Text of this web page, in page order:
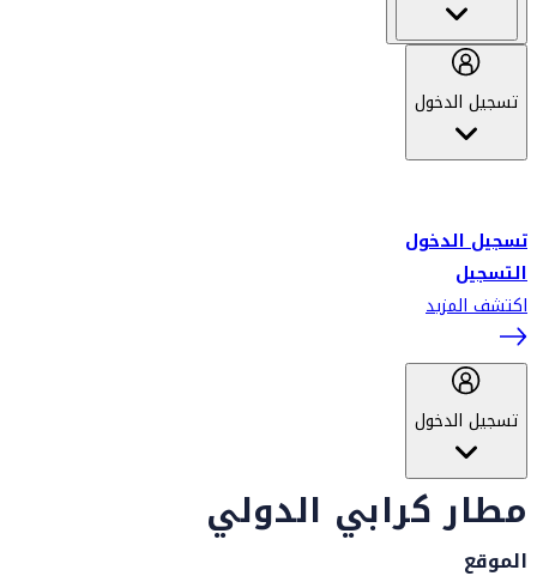
تسجيل الدخول
تسجيل الدخول
التسجيل
اكتشف المزيد
تسجيل الدخول
مطار كرابي الدولي
الموقع